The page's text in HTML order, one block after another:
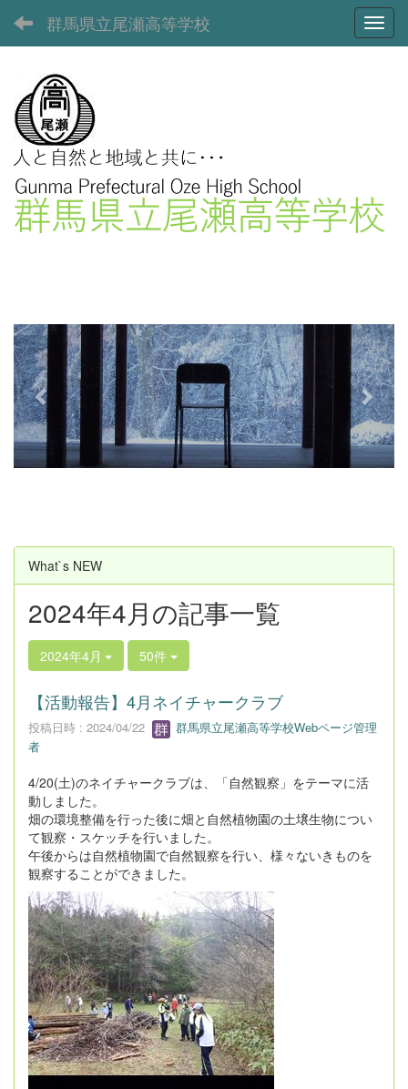
群馬県立尾瀬高等学校
e
v
i
o
u
s
x
t
What`s NEW
2024年4月の記事一覧
2024年4月 50件
【活動報告】4月ネイチャークラブ
投稿日時 : 2024/04/22
群馬県立尾瀬高等学校Webページ管理
者
4/20(土)のネイチャークラブは、「自然観察」をテーマに活
動しました。
畑の環境整備を行った後に畑と自然植物園の土壌生物につい
て観察・スケッチを行いました。
午後からは自然植物園で自然観察を行い、様々ないきものを
観察することができました。